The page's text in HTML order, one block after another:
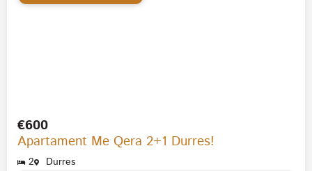
€600
Apartament Me Qera 2+1 Durres!
2 Durres